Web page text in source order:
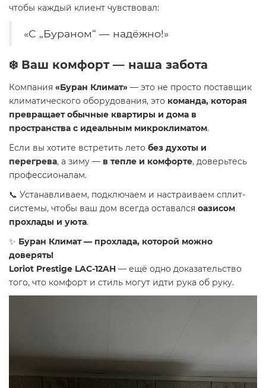
чтобы каждый клиент чувствовал:
«С „Бураном“ — надёжно!»
❄️ Ваш комфорт — наша забота
Компания «Буран Климат» — это не просто поставщик
климатического оборудования, это команда, которая
превращает обычные квартиры и дома в
пространства с идеальным микроклиматом.
Если вы хотите встретить лето без духоты и
перегрева, а зиму — в тепле и комфорте, доверьтесь
профессионалам.
📞 Устанавливаем, подключаем и настраиваем сплит-
системы, чтобы ваш дом всегда оставался оазисом
прохлады и уюта.
✨ Буран Климат — прохлада, которой можно
доверять!
Loriot Prestige LAC-12AH — ещё одно доказательство
того, что комфорт и стиль могут идти рука об руку.